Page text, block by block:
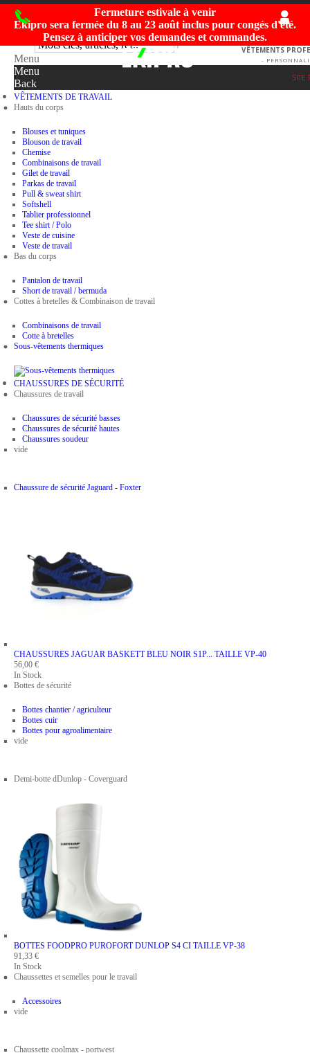
Fermeture estivale à venir
Ekipro sera fermée du 8 au 23 août inclus pour congés d'été.
Pensez à anticiper vos demandes et commandes.
VÊTEMENTS
-
SITE
Menu
Menu
Back
VÊTEMENTS DE TRAVAIL
Hauts du corps
Blouses et tuniques
Blouson de travail
Chemise
Combinaisons de travail
Gilet de travail
Parkas de travail
Pull & sweat shirt
Softshell
Tablier professionnel
Tee shirt / Polo
Veste de cuisine
Veste de travail
Bas du corps
Pantalon de travail
Short de travail / bermuda
Cottes à bretelles & Combinaison de travail
Combinaisons de travail
Cotte à bretelles
Sous-vêtements thermiques
CHAUSSURES DE SÉCURITÉ
Chaussures de travail
Chaussures de sécurité basses
Chaussures de sécurité hautes
Chaussures soudeur
vide
Chaussure de sécurité Jaguard - Foxter
CHAUSSURES JAGUAR BASKETT BLEU NOIR S1P... TAILLE VP-40
56,00 €
In Stock
Bottes de sécurité
Bottes chantier / agriculteur
Bottes cuir
Bottes pour agroalimentaire
vide
Demi-botte dDunlop - Coverguard
BOTTES FOODPRO PUROFORT DUNLOP S4 CI TAILLE VP-38
91,33 €
In Stock
Chaussettes et semelles pour le travail
Accessoires
vide
Chaussette coolmax - portwest